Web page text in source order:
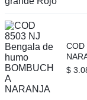
COD
$